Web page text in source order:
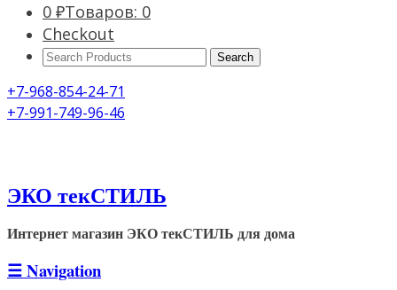
0 ₽Товаров: 0
Checkout
Search
+7-968-854-24-71
+7-991-749-96-46
ЭКО текСТИЛЬ
Интернет магазин ЭКО текСТИЛЬ для дома
☰Navigation